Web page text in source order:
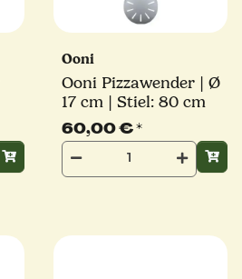
Ooni
Ooni Pizzawender | Ø
17 cm | Stiel: 80 cm
60,00 €*